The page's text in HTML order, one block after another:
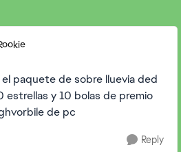
paquete de sobre lluevia ded
y 10 bolas de premio
de pc
Reply